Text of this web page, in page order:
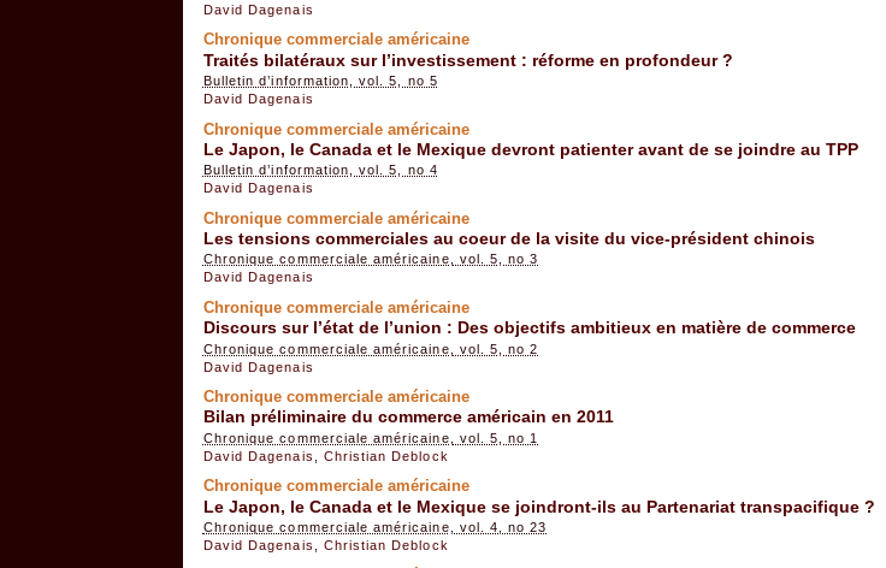
David Dagenais
Chronique commerciale américaine
Traités bilatéraux sur l’investissement : réforme en profondeur ?
Bulletin d’information, vol. 5, no 5
David Dagenais
Chronique commerciale américaine
Le Japon, le Canada et le Mexique devront patienter avant de se joindre au TPP
Bulletin d’information, vol. 5, no 4
David Dagenais
Chronique commerciale américaine
Les tensions commerciales au coeur de la visite du vice-président chinois
Chronique commerciale américaine, vol. 5, no 3
David Dagenais
Chronique commerciale américaine
Discours sur l’état de l’union : Des objectifs ambitieux en matière de commerce
Chronique commerciale américaine, vol. 5, no 2
David Dagenais
Chronique commerciale américaine
Bilan préliminaire du commerce américain en 2011
Chronique commerciale américaine, vol. 5, no 1
David Dagenais
Christian Deblock
Chronique commerciale américaine
Le Japon, le Canada et le Mexique se joindront-ils au Partenariat transpacifique ?
Chronique commerciale américaine, vol. 4, no 23
David Dagenais
Christian Deblock